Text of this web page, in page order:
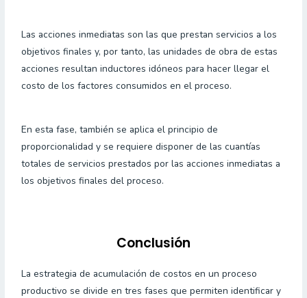
Las acciones inmediatas son las que prestan servicios a los
objetivos finales y, por tanto, las unidades de obra de estas
acciones resultan inductores idóneos para hacer llegar el
costo de los factores consumidos en el proceso.
En esta fase, también se aplica el principio de
proporcionalidad y se requiere disponer de las cuantías
totales de servicios prestados por las acciones inmediatas a
los objetivos finales del proceso.
Conclusión
La estrategia de acumulación de costos en un proceso
productivo se divide en tres fases que permiten identificar y